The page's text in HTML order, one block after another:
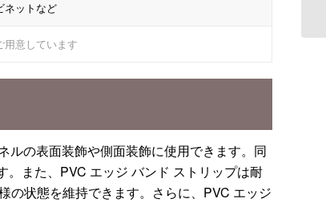
ネットなど
用意しています
ルの表面装飾や側面装飾に使用できます。同
また、PVC エッジ バンド ストリップは耐
の状態を維持できます。さらに、PVC エッジ